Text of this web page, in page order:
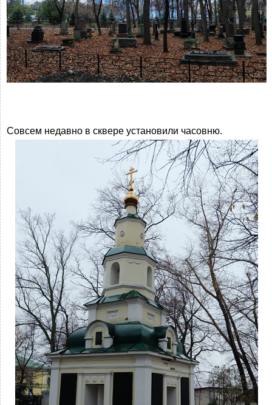
Совсем недавно в сквере установили часовню.